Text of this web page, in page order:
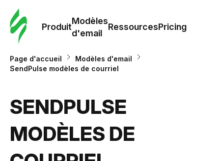
Produit
Modèles
d'email
RessourcesPricing
Page d'accueil
Modèles d'email
SendPulse modèles de courriel
SENDPULSE
MODÈLES DE